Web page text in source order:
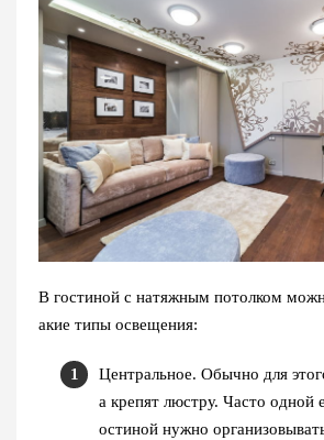
В гостиной с натяжным потолком
акие типы освещения:
Центральное. Обычно для
а крепят люстру. Часто одной
остиной нужно